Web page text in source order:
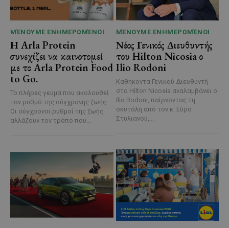
ΜΈΝΟΥΜΕ ΕΝΗΜΕΡΩΜΈΝΟΙ
Η Arla Protein
συνεχίζει να καινοτομεί
με το Arla Protein Food
to Go.
Το πλήρες γεύμα που ακολουθεί
τον ρυθμό της σύγχρονης ζωής.
Οι σύγχρονοι ρυθμοί της ζωής
αλλάζουν τον τρόπο που...
ΜΈΝΟΥΜΕ ΕΝΗΜΕΡΩΜΈΝΟΙ
Νέος Γενικός Διευθυντής
του Hilton Nicosia ο
Ilio Rodoni
Καθήκοντα Γενικού Διευθυντή
στο Hilton Nicosia αναλαμβάνει ο
Ilio Rodoni, παίρνοντας τη
σκυτάλη από τον κ. Εύρο
Στυλιανού,...